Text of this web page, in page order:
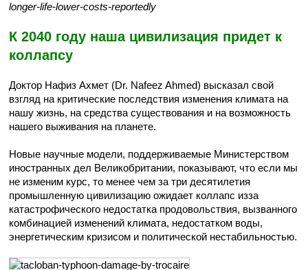
longer-life-lower-costs-reportedly
К 2040 году наша цивилизация придет к
коллапсу
Доктор Нафиз Ахмет (Dr. Nafeez Ahmed) высказал свой
взгляд на критические последствия изменения климата на
нашу жизнь, на средства существования и на возможность
нашего выживания на планете.
Новые научные модели, поддерживаемые Министерством
иностранных дел Великобритании, показывают, что если мы
не изменим курс, то менее чем за три десятилетия
промышленную цивилизацию ожидает коллапс изза
катастрофического недостатка продовольствия, вызванного
комбинацией изменений климата, недостатком воды,
энергетическим кризисом и политической нестабильностью.